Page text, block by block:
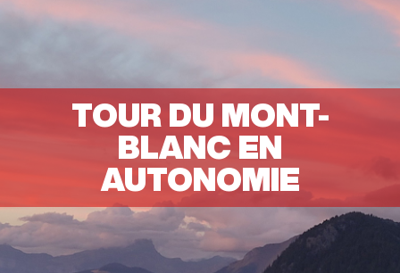
TOUR DU MONT-
BLANC EN
AUTONOMIE